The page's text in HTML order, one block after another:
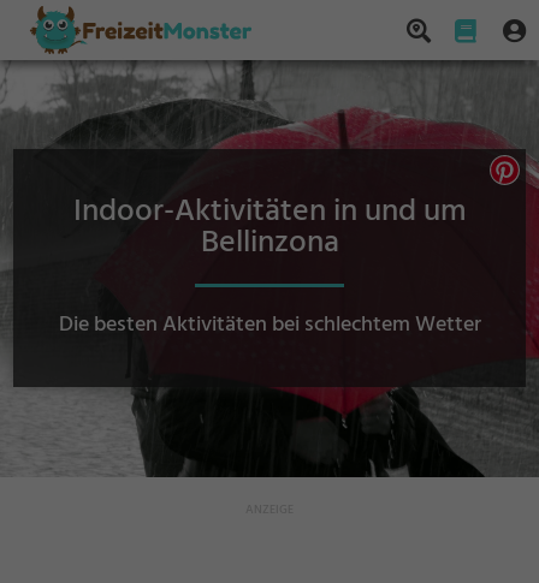
Indoor-Aktivitäten in und um
Bellinzona
Die besten Aktivitäten bei schlechtem Wetter